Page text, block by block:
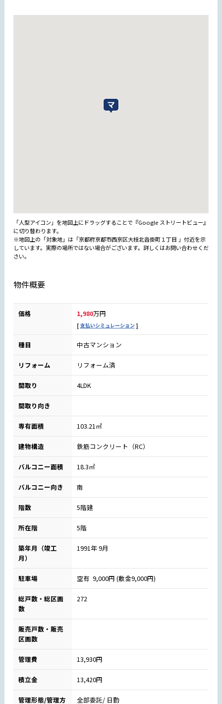
「人型アイコン」を地図上にドラッグすることで『Google ストリートビュー』
に切り替わります。
※地図上の「対象地」は「京都府京都市西京区大枝北沓掛町１丁目 」付近を示
しています。実際の場所ではない場合がございます。詳しくはお問い合わせくだ
さい。
物件概要
価格 1,980万円
支払いシミュレーション
種目 中古マンション
リフォーム リフォーム済
間取り 4LDK
間取り向き
専有面積 103.21㎡
建物構造 鉄筋コンクリート（RC）
バルコニー面積 18.3㎡
バルコニー向き 南
階数 5階建
所在階 5階
築年月（竣工
月）
1991年 9月
駐車場 空有 9,000円 (敷金9,000円)
総戸数・総区画
数
272
販売戸数・販売
区画数
管理費 13,930円
積立金 13,420円
管理形態/管理方 全部委託/ 日勤